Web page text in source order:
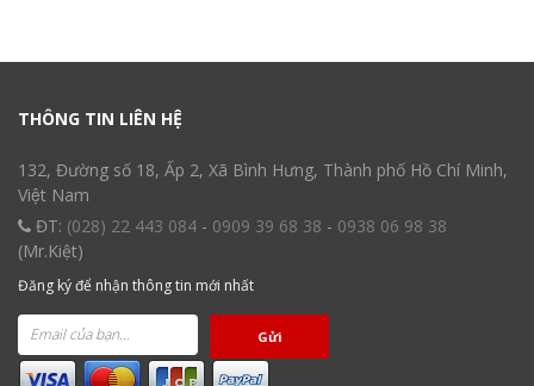
THÔNG TIN LIÊN HỆ
132, Đường số 18, Ấp 2, Xã Bình Hưng, Thành phố Hồ Chí Minh,
Việt Nam
ĐT: (028) 22 443 084 - 0909 39 68 38 - 0938 06 98 38
(Mr.Kiệt)
Đăng ký để nhận thông tin mới nhất
Gửi